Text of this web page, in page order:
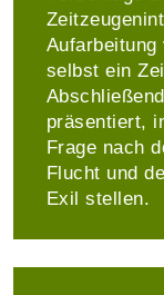
Aufarbeitung
selbst ein
präsentiert,
Frage nach
Flucht und
Exil stellen.